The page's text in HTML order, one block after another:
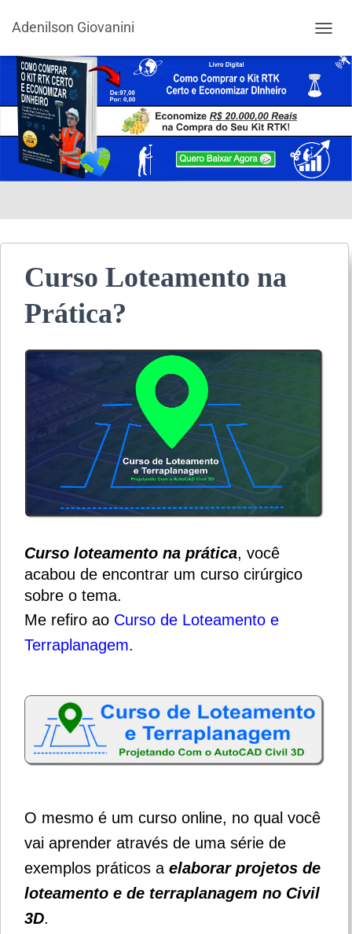
Adenilson Giovanini
Curso Loteamento na
Prática?
Curso loteamento na prática, você
acabou de encontrar um curso cirúrgico
sobre o tema.
Me refiro ao Curso de Loteamento e
Terraplanagem.
O mesmo é um curso online, no qual você
vai aprender através de uma série de
exemplos práticos a elaborar projetos de
loteamento e de terraplanagem no Civil
3D.